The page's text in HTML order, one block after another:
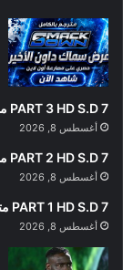
PART 3 HD S.D 7 مترجم
أغسطس 8, 2026
PART 2 HD S.D 7 مترجم
أغسطس 8, 2026
PART 1 HD S.D 7 مترجم
أغسطس 8, 2026